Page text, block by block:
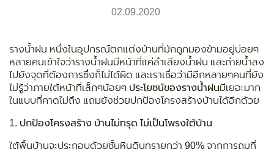
02.09.2020
รางน้ำฝน หนึ่งในอุปกรณ์ตกแต่งบ้านที่มักถูกมองข้ามอยู่บ่อยๆ
หลายคนเข้าใจว่ารางน้ำฝนมีหน้าที่แค่ลำเลียงน้ำฝน และถ่ายน้ำลง
ไปยังจุดที่ต้องการซึ่งก็ไม่ได้ผิด และเราเชื่อว่ามีอีกหลายๆคนที่ยัง
ไม่รู้ว่าภายใต้หน้าที่เล็กๆน้อยๆ ประโยชน์ของรางน้ำฝนมีเยอะมาก
ในแบบที่คาดไม่ถึง แถมยังช่วยปกป้องโครงสร้างบ้านได้อีกด้วย
1. ปกป้องโครงสร้าง บ้านไม่ทรุด ไม่เป็นโพรงใต้บ้าน
ใต้พื้นบ้านจะประกอบด้วยชั้นหินดินทรายกว่า 90% จากการถมที่